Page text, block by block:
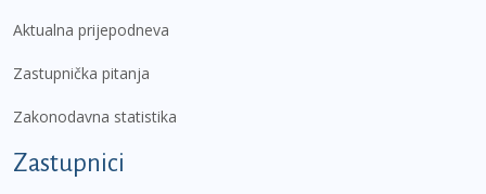
Aktualna prijepodneva
Zastupnička pitanja
Zakonodavna statistika
Zastupnici